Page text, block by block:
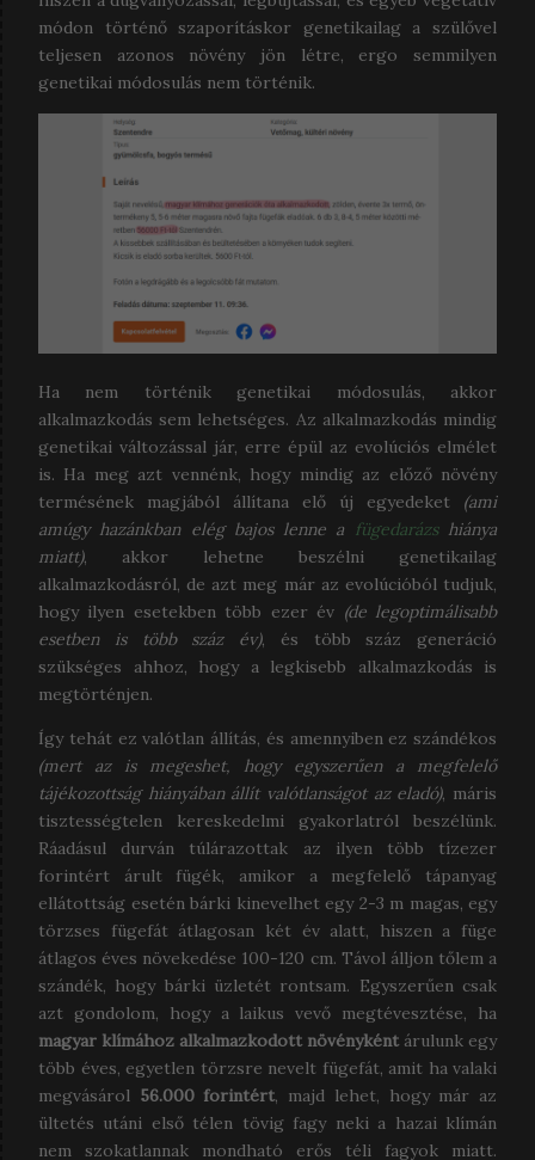
módon történő szaporításkor genetikailag a szülővel
teljesen azonos növény jön létre, ergo semmilyen
genetikai módosulás nem történik.
Ha nem történik genetikai módosulás, akkor
alkalmazkodás sem lehetséges. Az alkalmazkodás mindig
genetikai változással jár, erre épül az evolúciós elmélet
is. Ha meg azt vennénk, hogy mindig az előző növény
termésének magjából állítana elő új egyedeket (ami
amúgy hazánkban elég bajos lenne a
fügedarázshiánya
miatt), akkor lehetne beszélni genetikailag
alkalmazkodásról, de azt meg már az evolúcióból tudjuk,
hogy ilyen esetekben több ezer év (de legoptimálisabb
esetben is több száz év), és több száz generáció
szükséges ahhoz, hogy a legkisebb alkalmazkodás is
megtörténjen.
Így tehát ez valótlan állítás, és amennyiben ez szándékos
(mert az is megeshet, hogy egyszerűen a megfelelő
tájékozottság hiányában állít valótlanságot az eladó), máris
tisztességtelen kereskedelmi gyakorlatról beszélünk.
Ráadásul durván túlárazottak az ilyen több tízezer
forintért árult fügék, amikor a megfelelő tápanyag
ellátottság esetén bárki kinevelhet egy 2-3 m magas, egy
törzses fügefát átlagosan két év alatt, hiszen a füge
átlagos éves növekedése 100-120 cm. Távol álljon tőlem a
szándék, hogy bárki üzletét rontsam. Egyszerűen csak
azt gondolom, hogy a laikus vevő megtévesztése, ha
magyar klímához alkalmazkodott növénykéntárulunk egy
több éves, egyetlen törzsre nevelt fügefát, amit ha valaki
megvásárol 56.000 forintért, majd lehet, hogy már az
ültetés utáni első télen tövig fagy neki a hazai klímán
nem szokatlannak mondható erős téli fagyok miatt.